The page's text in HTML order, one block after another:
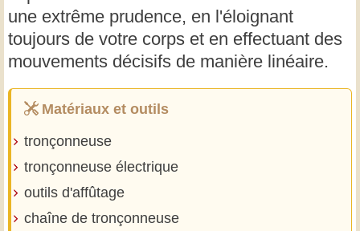
une extrême prudence, en l'éloignant
toujours de votre corps et en effectuant des
mouvements décisifs de manière linéaire.
Matériaux et outils
tronçonneuse
tronçonneuse électrique
outils d'affûtage
chaîne de tronçonneuse